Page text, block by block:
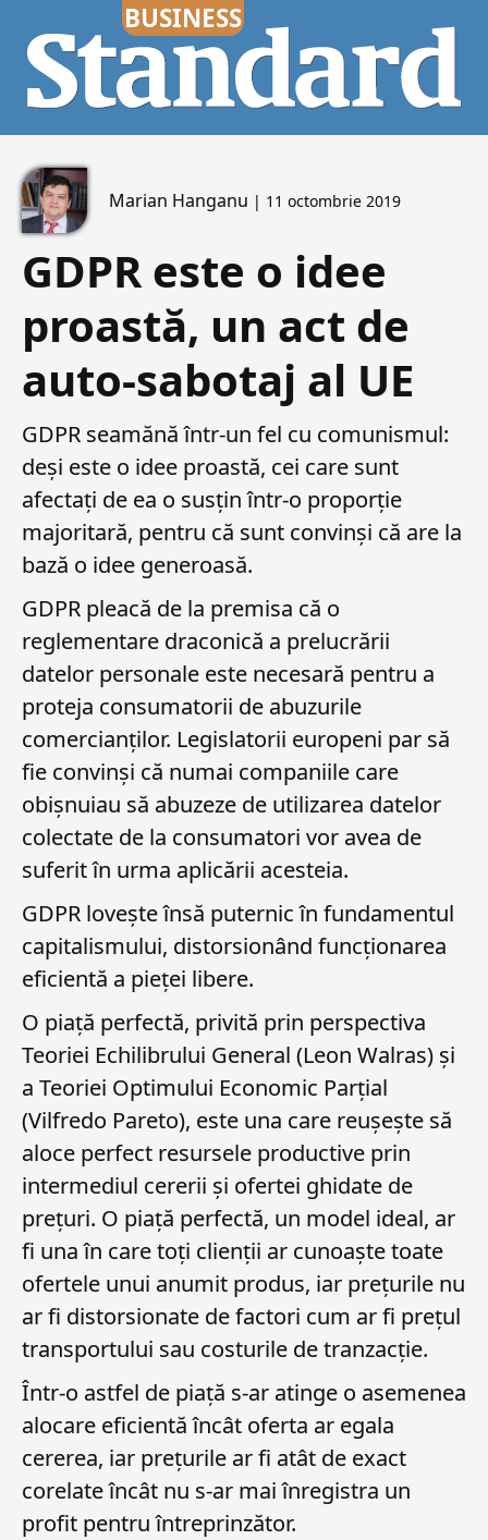
Marian Hanganu | 11 octombrie 2019
GDPR este o idee
proastă, un act de
auto-sabotaj al UE
GDPR seamănă într-un fel cu comunismul:
deși este o idee proastă, cei care sunt
afectați de ea o susțin într-o proporție
majoritară, pentru că sunt convinși că are la
bază o idee generoasă.
GDPR pleacă de la premisa că o
reglementare draconică a prelucrării
datelor personale este necesară pentru a
proteja consumatorii de abuzurile
comercianților. Legislatorii europeni par să
fie convinși că numai companiile care
obișnuiau să abuzeze de utilizarea datelor
colectate de la consumatori vor avea de
suferit în urma aplicării acesteia.
GDPR lovește însă puternic în fundamentul
capitalismului, distorsionând funcționarea
eficientă a pieței libere.
O piață perfectă, privită prin perspectiva
Teoriei Echilibrului General (Leon Walras) și
a Teoriei Optimului Economic Parțial
(Vilfredo Pareto), este una care reușește să
aloce perfect resursele productive prin
intermediul cererii și ofertei ghidate de
prețuri. O piață perfectă, un model ideal, ar
fi una în care toți clienții ar cunoaște toate
ofertele unui anumit produs, iar prețurile nu
ar fi distorsionate de factori cum ar fi prețul
transportului sau costurile de tranzacție.
Într-o astfel de piață s-ar atinge o asemenea
alocare eficientă încât oferta ar egala
cererea, iar prețurile ar fi atât de exact
corelate încât nu s-ar mai înregistra un
profit pentru întreprinzător.